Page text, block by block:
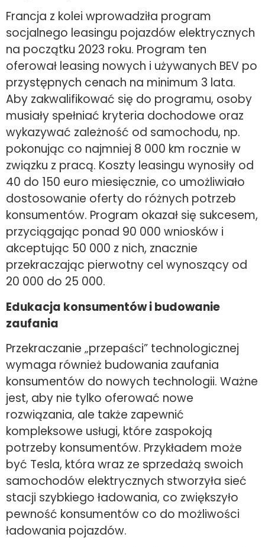
Francja z kolei wprowadziła program
socjalnego leasingu pojazdów elektrycznych
na początku 2023 roku. Program ten
oferował leasing nowych i używanych BEV po
przystępnych cenach na minimum 3 lata.
Aby zakwalifikować się do programu, osoby
musiały spełniać kryteria dochodowe oraz
wykazywać zależność od samochodu, np.
pokonując co najmniej 8 000 km rocznie w
związku z pracą. Koszty leasingu wynosiły od
40 do 150 euro miesięcznie, co umożliwiało
dostosowanie oferty do różnych potrzeb
konsumentów. Program okazał się sukcesem,
przyciągając ponad 90 000 wniosków i
akceptując 50 000 z nich, znacznie
przekraczając pierwotny cel wynoszący od
20 000 do 25 000.
Edukacja konsumentów i budowanie
zaufania
Przekraczanie „przepaści” technologicznej
wymaga również budowania zaufania
konsumentów do nowych technologii. Ważne
jest, aby nie tylko oferować nowe
rozwiązania, ale także zapewnić
kompleksowe usługi, które zaspokoją
potrzeby konsumentów. Przykładem może
być Tesla, która wraz ze sprzedażą swoich
samochodów elektrycznych stworzyła sieć
stacji szybkiego ładowania, co zwiększyło
pewność konsumentów co do możliwości
ładowania pojazdów.